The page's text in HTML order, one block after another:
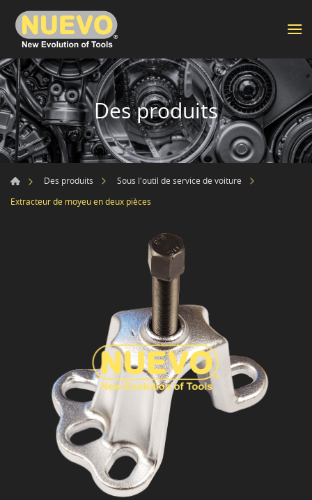
Des produits
Des produits
Sous l'outil de service de voiture
Extracteur de moyeu en deux pièces